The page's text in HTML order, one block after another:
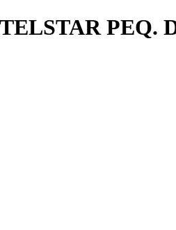
PEQ.